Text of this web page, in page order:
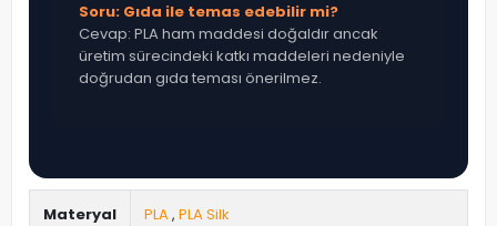
Soru: Gıda ile temas edebilir mi?
Cevap: PLA ham maddesi doğaldır ancak
üretim sürecindeki katkı maddeleri nedeniyle
doğrudan gıda teması önerilmez.
Materyal PLA, PLA Silk